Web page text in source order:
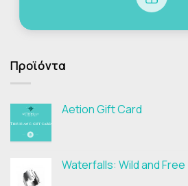
Προϊόντα
Aetion Gift Card
Waterfalls: Wild and Free